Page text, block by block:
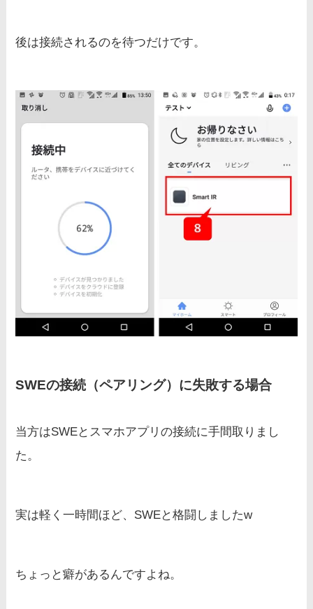
後は接続されるのを待つだけです。
SWEの接続（ペアリング）に失敗する場合
当方はSWEとスマホアプリの接続に手間取りまし
た。
実は軽く一時間ほど、SWEと格闘しましたw
ちょっと癖があるんですよね。